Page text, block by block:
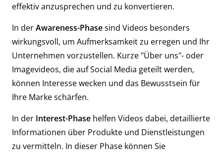
effektiv anzusprechen und zu konvertieren.
In derAwareness-Phasesind Videos besonders
wirkungsvoll, um Aufmerksamkeit zu erregen und Ihr
Unternehmen vorzustellen. Kurze "Über uns"- oder
Imagevideos, die auf Social Media geteilt werden,
können Interesse wecken und das Bewusstsein für
Ihre Marke schärfen.
In der Interest-Phase helfen Videos dabei, detaillierte
Informationen über Produkte und Dienstleistungen
zu vermitteln. In dieser Phase können Sie